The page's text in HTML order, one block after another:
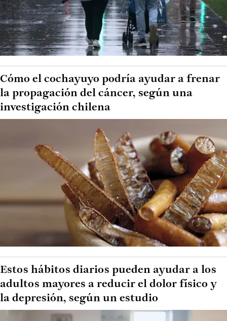
Cómo el cochayuyo podría ayudar a frenar
la propagación del cáncer, según una
investigación chilena
Estos hábitos diarios pueden ayudar a los
adultos mayores a reducir el dolor físico y
la depresión, según un estudio